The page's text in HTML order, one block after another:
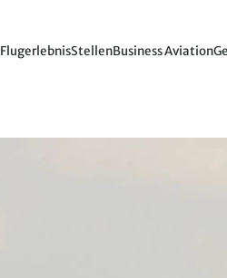
FlugerlebnisStellenBusiness Aviation